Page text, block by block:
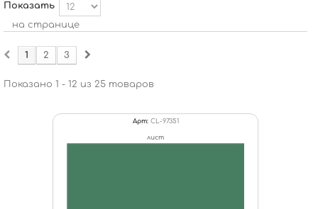
Показать
на странице
1 2 3
Показано 1 - 12 из 25 товаров
Арт: CL-97351
лист